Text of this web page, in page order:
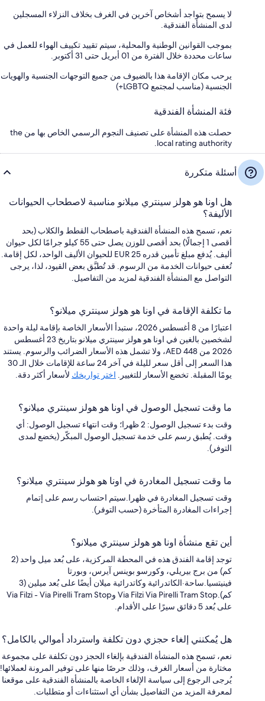
لا يسمح بتواجد أشخاص آخرين في الغرف بخلاف النزلاء المسجلين
لدى المنشأة الفندقية.
بموجب القوانين الوطنية والمحلية، سيتم تقييد تكييف الهواء للعمل في
ساعات محددة خلال الفترة من 01 أبريل حتى 31 أكتوبر.
يرحب مكان الإقامة هذا بالضيوف من جميع التوجهات الجنسية والهويات
الجنسية (مناسب لمجتمع LGBTQ+)
فئة المنشأة الفندقية
حصلت هذه المنشأة على تصنيف النجوم الرسمي الخاص بها من the
local rating authority.
أسئلة متكررة
هل اونا هو هولز سينتري ميلانو مناسبة لاصطحاب الحيوانات
الأليفة؟
نعم، تسمح هذه المنشأة الفندقية باصطحاب القطط والكلاب (بحد
أقصى 1 إجمالًا) بحد أقصى للوزن يصل حتى 55 كيلو جرامًا لكل حيوان
أليف. يُدفع مبلغ تأمين قدره EUR 25 للحيوان الأليف الواحد، لكل إقامة.
تُعفى حيوانات الخدمة من الرسوم. قد تُطبَّق بعض القيود، لذا، يرجى
التواصل مع المنشأة الفندقية لمزيد من التفاصيل.
ما تكلفة الإقامة في اونا هو هولز سينتري ميلانو؟
اعتبارًا من 8 أغسطس 2026، ستبدأ الأسعار الخاصة بإقامة ليلة واحدة
لشخصين بالغين في اونا هو هولز سينتري ميلانو بتاريخ 23 أغسطس
2026 من AED 448، ولا تشمل هذه الأسعار الضرائب والرسوم. يستند
هذا السعر إلى أقل سعر لليلة في آخر 24 ساعة للإقامات خلال الـ 30
يومًا المقبلة. تخضع الأسعار للتغيير. اختر تواريخك لأسعار أكثر دقة.
ما وقت تسجيل الوصول في اونا هو هولز سينتري ميلانو؟
وقت بدء تسجيل الوصول: 2 ظهرا؛ وقت انتهاء تسجيل الوصول: أي
وقت. يُطبق رسم على خدمة تسجيل الوصول المبكّر (يخضع لمدى
التوفر).
ما وقت تسجيل المغادرة في اونا هو هولز سينتري ميلانو؟
وقت تسجيل المغادرة في ظهرا.سيتم احتساب رسم على إتمام
إجراءات المغادرة المتأخرة (حسب التوفر).
أين تقع منشأة اونا هو هولز سينتري ميلانو؟
توجد إقامة الفندق هذه في المحطة المركزية، على بُعد ميل واحد (2
كم) من برج بيريلي، وكورسو بوينس آيرس، وبورتا
فينيتسيا.ساحة·الكاتدرائية وكاتدرائية ميلان أيضًا على بُعد ميلين (3
كم).Via Filzi Via Pirelli Tram Stop وVia Filzi - Via Pirelli Tram Stop
على بُعد 5 دقائق سيرًا على الأقدام.
هل يُمكنني إلغاء حجزي دون تكلفة واسترداد أموالي بالكامل؟
نعم، تسمح هذه المنشأة الفندقية بإلغاء الحجز دون تكلفة على مجموعة
مختارة من أسعار الغرف، وذلك حرصًا منها على توفير المرونة لعملائها!
يُرجى الرجوع إلى سياسة الإلغاء الخاصة بالمنشأة الفندقية على موقعنا
لمعرفة المزيد من التفاصيل بشأن أي استثناءات أو متطلبات.